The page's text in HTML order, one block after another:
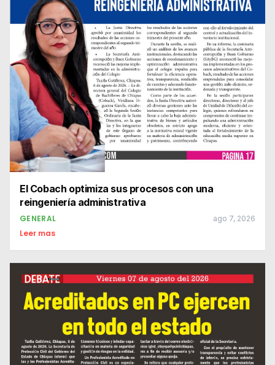
El Cobach optimiza sus procesos con una
reingeniería administrativa
GENERAL ago 7, 2026
Leer mas